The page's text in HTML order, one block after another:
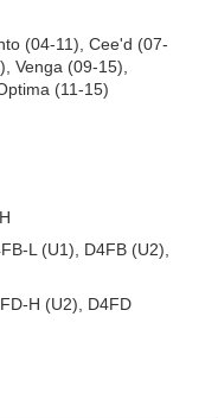
(04-11), Cee'd (07-
Venga (09-15),
(11-15)
L (U1), D4FB (U2),
H (U2), D4FD